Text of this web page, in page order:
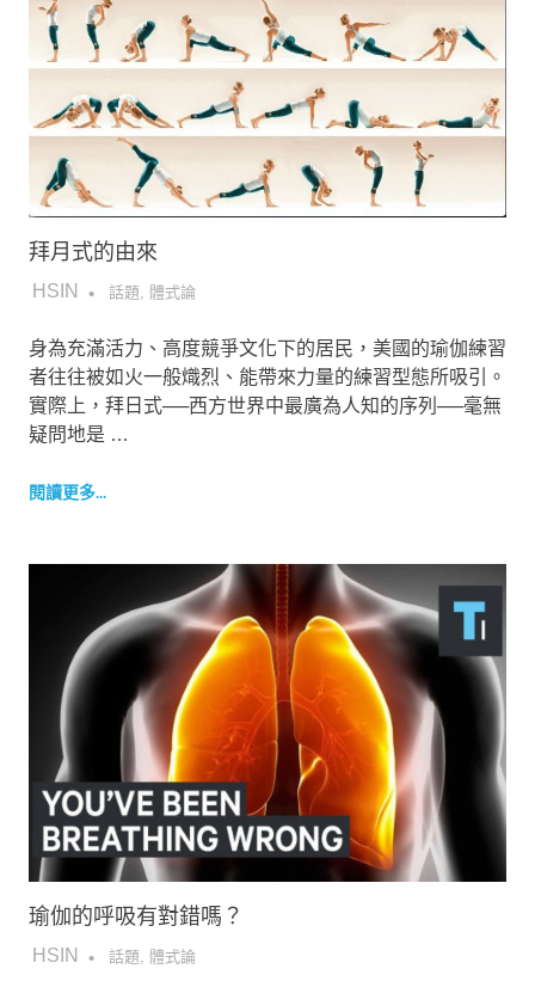
拜月式的由來
2019-01-06
HSIN 話題 體式論
身為充滿活力、高度競爭文化下的居民，美國的瑜伽練習
者往往被如火一般熾烈、能帶來力量的練習型態所吸引。
實際上，拜日式──西方世界中最廣為人知的序列──毫無
疑問地是 …
閱讀更多...
瑜伽的呼吸有對錯嗎？
2018-12-29
HSIN 話題 體式論